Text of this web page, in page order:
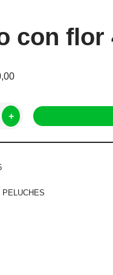
con flor
+
PELUCHES